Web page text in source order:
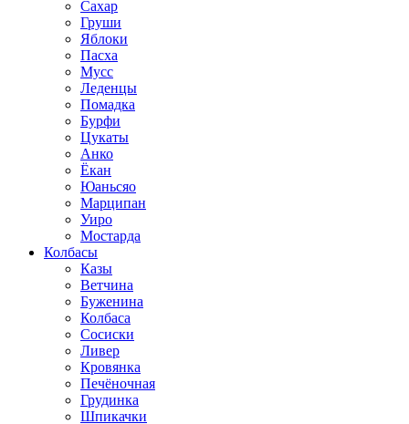
Сахар
Груши
Яблоки
Пасха
Мусс
Леденцы
Помадка
Бурфи
Цукаты
Анко
Ёкан
Юаньсяо
Марципан
Уиро
Мостарда
Колбасы
Казы
Ветчина
Буженина
Колбаса
Сосиски
Ливер
Кровянка
Печёночная
Грудинка
Шпикачки